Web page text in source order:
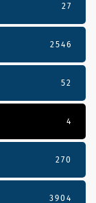
27
2546
52
4
270
3904